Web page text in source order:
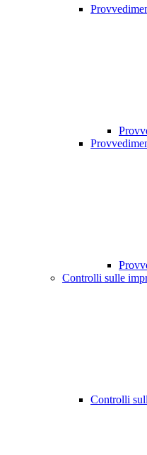
Controlli sulle
Controlli